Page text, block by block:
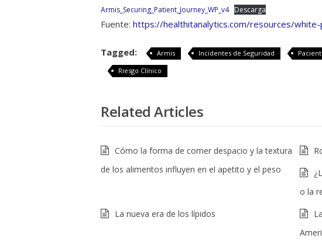
Armis_Securing_Patient_Journey_WP_v4 Descarga
Fuente: https://healthitanalytics.com/resources/
Tagged: Armis Incidentes de Seguridad
Riesgo Clínico
Related Articles
Cómo la forma de comer despacio y la textura
de los alimentos influyen en el apetito y el peso
o la
La nueva era de los lípidos